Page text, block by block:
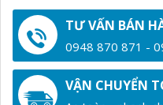
TƯ VẤN BÁN
0948 870 871 -
VẬN CHUYỂN